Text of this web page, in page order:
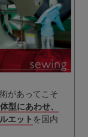
があってこそ
型にあわせ、
エット を国内